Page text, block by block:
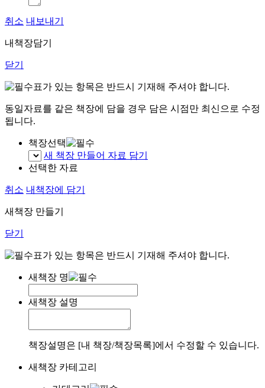
취소 내보내기
내책장담기
닫기
표가 있는 항목은 반드시 기재해 주셔야 합니다.
동일자료를 같은 책장에 담을 경우 담은 시점만 최신으로 수정
됩니다.
책장선택
새 책장 만들어 자료 담기
선택한 자료
취소 내책장에 담기
새책장 만들기
닫기
표가 있는 항목은 반드시 기재해 주셔야 합니다.
새책장 명
새책장 설명
책장설명은 [내 책장/책장목록]에서 수정할 수 있습니다.
새책장 카테고리